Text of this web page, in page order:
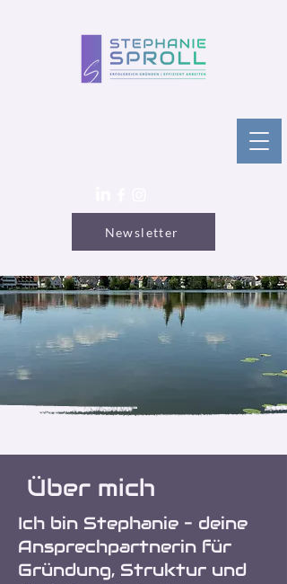
Newsletter
Über mich
Ich bin Stephanie – deine
Ansprechpartnerin für
Gründung, Struktur und